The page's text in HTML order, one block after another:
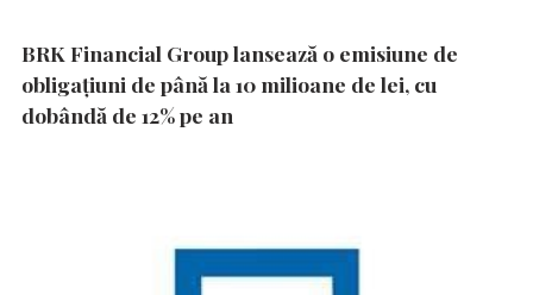
BRK Financial Group lansează o emisiune de
obligațiuni de până la 10 milioane de lei, cu
dobândă de 12% pe an